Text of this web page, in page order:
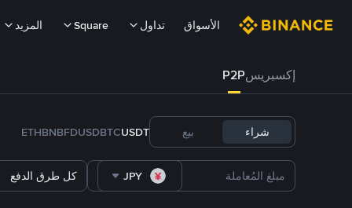
الأسواق تداول Square المزيد
إكسبريسP2P
شراء بيع USDT
BTC
FDUSD
BNB
ETH
JPY كل طرق الدفع